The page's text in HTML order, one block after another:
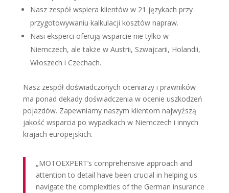
Nasz zespół wspiera klientów w 21 językach przy
przygotowywaniu kalkulacji kosztów napraw.
Nasi eksperci oferują wsparcie nie tylko w
Niemczech, ale także w Austrii, Szwajcarii, Holandii,
Włoszech i Czechach.
Nasz zespół doświadczonych oceniarzy i prawników
ma ponad dekady doświadczenia w ocenie uszkodzeń
pojazdów. Zapewniamy naszym klientom najwyższą
jakość wsparcia po wypadkach w Niemczech i innych
krajach europejskich.
„MOTOEXPERT’s comprehensive approach and
attention to detail have been crucial in helping us
navigate the complexities of the German insurance